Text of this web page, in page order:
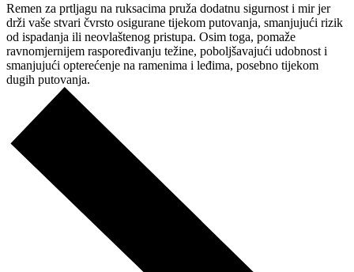
Remen za prtljagu na ruksacima pruža dodatnu sigurnost i mir jer
drži vaše stvari čvrsto osigurane tijekom putovanja, smanjujući rizik
od ispadanja ili neovlaštenog pristupa. Osim toga, pomaže
ravnomjernijem raspoređivanju težine, poboljšavajući udobnost i
smanjujući opterećenje na ramenima i leđima, posebno tijekom
dugih putovanja.